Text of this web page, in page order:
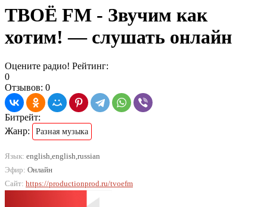
ТВОЁ FM - Звучим как
хотим! — слушать онлайн
Оцените радио! Рейтинг:
0
Отзывов: 0
Битрейт:
Жанр:
Разная музыка
Язык: english,english,russian
Эфир: Онлайн
Сайт: https://productionprod.ru/tvoefm